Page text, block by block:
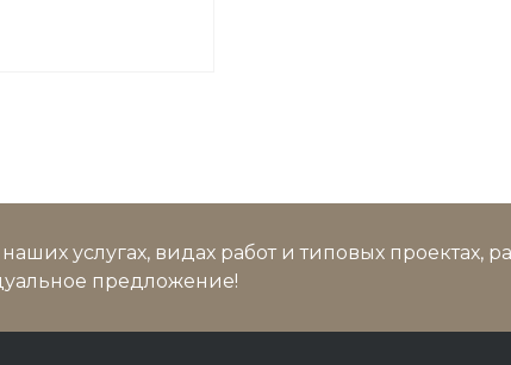
услугах, видах работ и типовых проектах,
предложение!